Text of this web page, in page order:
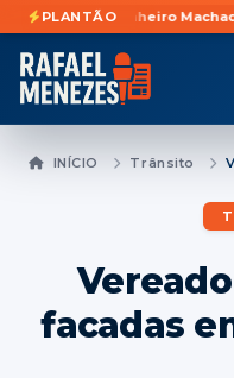
PLANTÃO
Pinheiro Machado, em
INÍCIO Trânsito
facadas